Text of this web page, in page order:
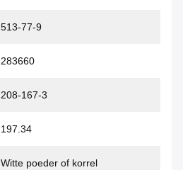
513-77-9
283660
208-167-3
197.34
Witte poeder of korrel